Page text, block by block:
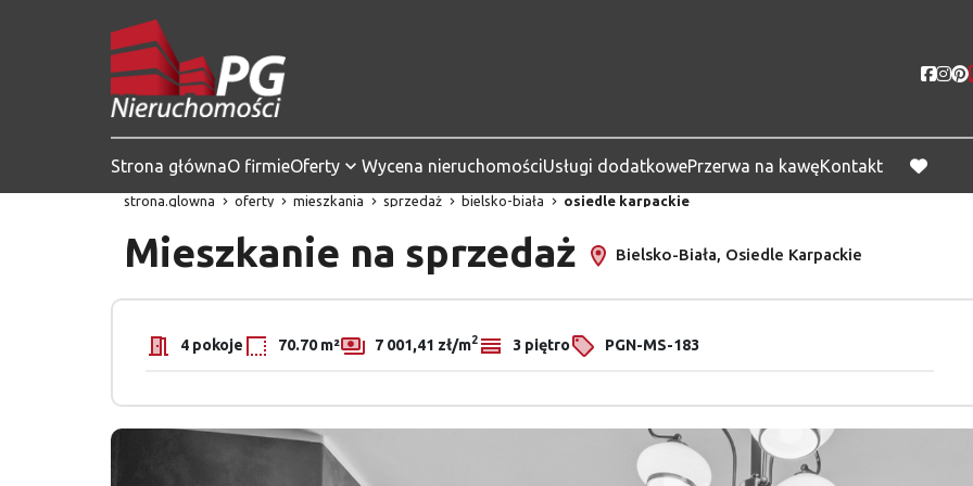
Strona głównaO firmieOferty Wycena nieruchomościUsługi dodatkowePrzerwa na kawęKontakt
favorite
strona.glowna oferty mieszkania sprzedaż bielsko-biała osiedle karpackie
Mieszkanie na sprzedaż Bielsko-Biała, Osiedle Karpackie
4 pokoje 70.70 m² 7 001,41 zł/m2 3 piętro PGN-MS-183